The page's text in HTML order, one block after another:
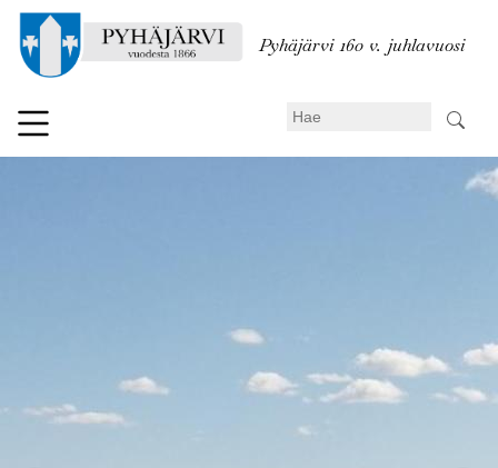
pääsisältöön
Pyhäjärvi 160 v. juhlavuosi
Search